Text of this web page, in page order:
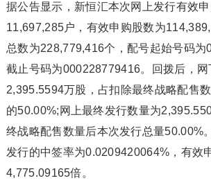
据公告显示，新恒汇本次网上发行有效
11,697,285户，有效申购股数为
总数为228,779,416个，配号起始号码为
截止号码为000228779416。回拨后，
2,395.5594万股，占扣除最终战略配售
的50.00%;网上最终发行数量为
终战略配售数量后本次发行总量50.00%
发行的中签率为0.0209420064%，有效
4,775.09165倍。